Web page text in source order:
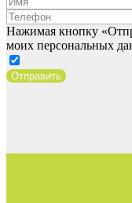
Нажимая кнопку
моих персональных
Отправить